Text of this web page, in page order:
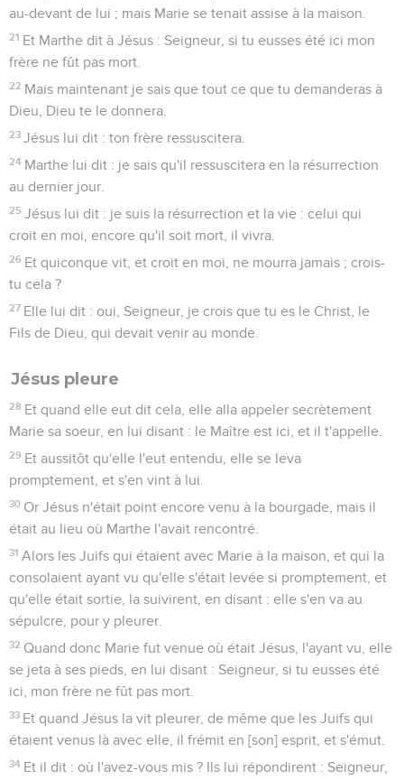
au-devant de lui ; mais Marie se tenait assise à la maison.
21 Et Marthe dit à Jésus : Seigneur, si tu eusses été ici mon
frère ne fût pas mort.
22 Mais maintenant je sais que tout ce que tu demanderas à
Dieu, Dieu te le donnera.
23 Jésus lui dit : ton frère ressuscitera.
24 Marthe lui dit : je sais qu'il ressuscitera en la résurrection
au dernier jour.
25 Jésus lui dit : je suis la résurrection et la vie : celui qui
croit en moi, encore qu'il soit mort, il vivra.
26 Et quiconque vit, et croit en moi, ne mourra jamais ; crois-
tu cela ?
27 Elle lui dit : oui, Seigneur, je crois que tu es le Christ, le
Fils de Dieu, qui devait venir au monde.
Jésus pleure
28 Et quand elle eut dit cela, elle alla appeler secrètement
Marie sa soeur, en lui disant : le Maître est ici, et il t'appelle.
29 Et aussitôt qu'elle l'eut entendu, elle se leva
promptement, et s'en vint à lui.
30 Or Jésus n'était point encore venu à la bourgade, mais il
était au lieu où Marthe l'avait rencontré.
31 Alors les Juifs qui étaient avec Marie à la maison, et qui la
consolaient ayant vu qu'elle s'était levée si promptement, et
qu'elle était sortie, la suivirent, en disant : elle s'en va au
sépulcre, pour y pleurer.
32 Quand donc Marie fut venue où était Jésus, l'ayant vu, elle
se jeta à ses pieds, en lui disant : Seigneur, si tu eusses été
ici, mon frère ne fût pas mort.
33 Et quand Jésus la vit pleurer, de même que les Juifs qui
étaient venus là avec elle, il frémit en [son] esprit, et s'émut.
34 Et il dit : où l'avez-vous mis ? Ils lui répondirent : Seigneur,